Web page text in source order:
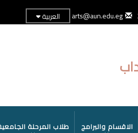
arts@aun.edu.eg العربية
الاقسام والبرامج طلاب المرحلة